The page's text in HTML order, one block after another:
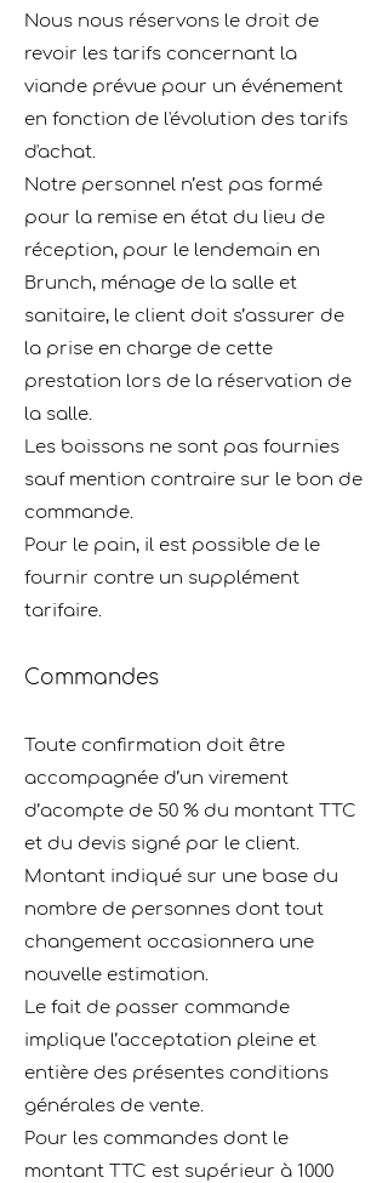
Nous nous réservons le droit de
revoir les tarifs concernant la
viande prévue pour un événement
en fonction de l'évolution des tarifs
d'achat.
Notre personnel n’est pas formé
pour la remise en état du lieu de
réception, pour le lendemain en
Brunch, ménage de la salle et
sanitaire, le client doit s’assurer de
la prise en charge de cette
prestation lors de la réservation de
la salle.
Les boissons ne sont pas fournies
sauf mention contraire sur le bon de
commande.
Pour le pain, il est possible de le
fournir contre un supplément
tarifaire.
Commandes
Toute conﬁrmation doit être
accompagnée d’un virement
d’acompte de 50 % du montant TTC
et du devis signé par le client.
Montant indiqué sur une base du
nombre de personnes dont tout
changement occasionnera une
nouvelle estimation.
Le fait de passer commande
implique l’acceptation pleine et
entière des présentes conditions
générales de vente.
Pour les commandes dont le
montant TTC est supérieur à 1000